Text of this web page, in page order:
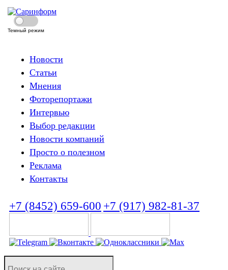
Темный режим
Новости
Статьи
Мнения
Фоторепортажи
Интервью
Выбор редакции
Новости компаний
Просто о полезном
Реклама
Контакты
+7 (8452) 659-600 +7 (917) 982-81-37